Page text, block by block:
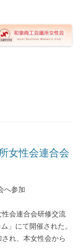
女性会連合会
へ参加
会連合会研修交流
」にて開催された。
れ、本女性会から